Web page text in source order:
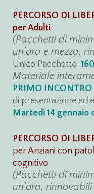
PERCORSO DI
per Adulti
(Pacchetti di
un’ora e mezza,
Unico Pacchetto:
Materiale
PRIMO INCONTRO
di presentazione ed
Martedì 14 gennaio
PERCORSO DI
per Anziani con
cognitivo
(Pacchetti di
un’ora,